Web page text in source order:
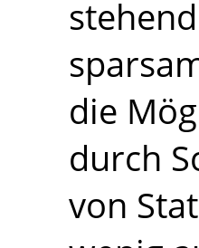
die
durch
von